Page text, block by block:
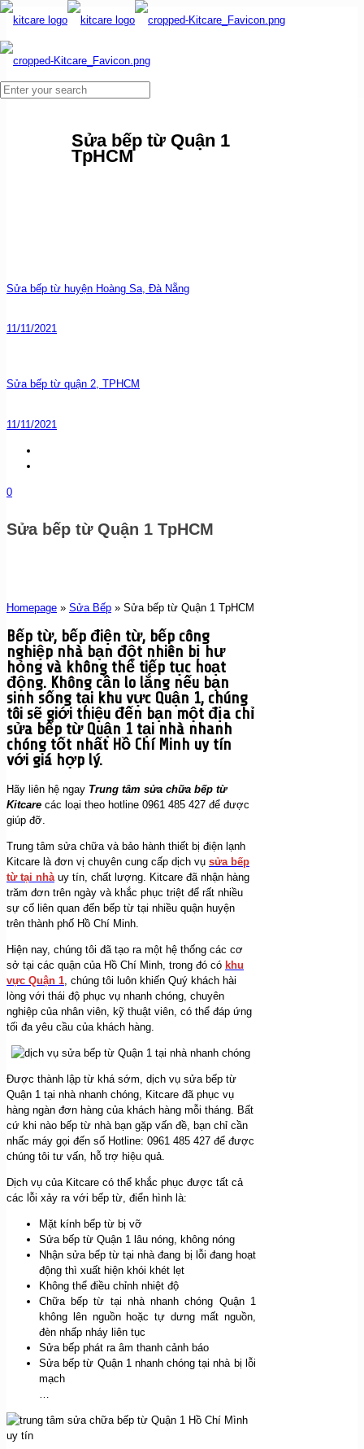
Sửa bếp từ Quận 1
TpHCM
Sửa bếp từ huyện Hoàng Sa, Đà Nẵng
11/11/2021
Sửa bếp từ quận 2, TPHCM
11/11/2021
0
Sửa bếp từ Quận 1 TpHCM
Homepage » Sửa Bếp » Sửa bếp từ Quận 1 TpHCM
Bếp từ, bếp điện từ, bếp công
nghiệp nhà bạn đột nhiên bị hư
hỏng và không thể tiếp tục hoạt
động. Không cần lo lắng nếu bạn
sinh sống tại khu vực Quận 1, chúng
tôi sẽ giới thiệu đến bạn một địa chỉ
sửa bếp từ Quận 1 tại nhà nhanh
chóng tốt nhất Hồ Chí Minh uy tín
với giá hợp lý.
Hãy liên hệ ngay Trung tâm sửa chữa bếp từ
Kitcare các loại theo hotline 0961 485 427 để được
giúp đỡ.
Trung tâm sửa chữa và bảo hành thiết bị điện lạnh
Kitcare là đơn vị chuyên cung cấp dịch vụ sửa bếp
từ tại nhà uy tín, chất lượng. Kitcare đã nhận hàng
trăm đơn trên ngày và khắc phục triệt để rất nhiều
sự cố liên quan đến bếp từ tại nhiều quận huyện
trên thành phố Hồ Chí Minh.
Hiện nay, chúng tôi đã tạo ra một hệ thống các cơ
sở tại các quận của Hồ Chí Minh, trong đó có khu
vực Quận 1 , chúng tôi luôn khiến Quý khách hài
lòng với thái độ phục vụ nhanh chóng, chuyên
nghiệp của nhân viên, kỹ thuật viên, có thể đáp ứng
tối đa yêu cầu của khách hàng.
Được thành lập từ khá sớm, dịch vụ sửa bếp từ
Quận 1 tại nhà nhanh chóng, Kitcare đã phục vụ
hàng ngàn đơn hàng của khách hàng mỗi tháng. Bất
cứ khi nào bếp từ nhà bạn gặp vấn đề, bạn chỉ cần
nhấc máy gọi đến số Hotline: 0961 485 427 để được
chúng tôi tư vấn, hỗ trợ hiệu quả.
Dịch vụ của Kitcare có thể khắc phục được tất cả
các lỗi xảy ra với bếp từ, điển hình là:
Mặt kính bếp từ bị vỡ
Sửa bếp từ Quận 1 lâu nóng, không nóng
Nhận sửa bếp từ tại nhà đang bị lỗi đang hoạt
động thì xuất hiện khói khét lẹt
Không thể điều chỉnh nhiệt độ
Chữa bếp từ tại nhà nhanh chóng Quận 1
không lên nguồn hoặc tự dưng mất nguồn,
đèn nhấp nháy liên tục
Sửa bếp phát ra âm thanh cảnh báo
Sửa bếp từ Quận 1 nhanh chóng tại nhà bị lỗi
mạch